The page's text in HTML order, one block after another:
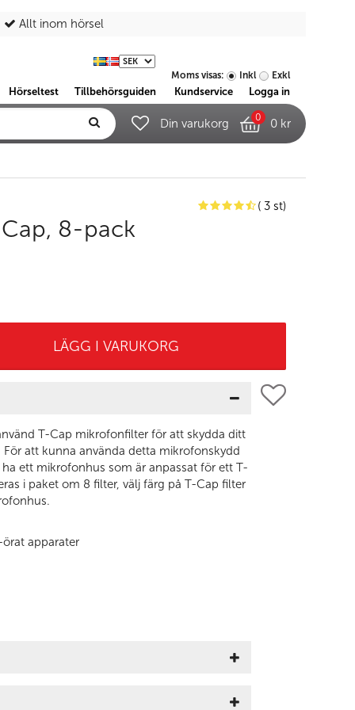
Allt inom hörsel
Moms visas: Inkl Exkl
Hörseltest Tillbehörsguiden Kundservice Logga in
Din varukorg 0 0 kr
( 3 st)
8-pack
LÄGG I VARUKORG
T-Cap mikrofonfilter för att skydda ditt
att kunna använda detta mikrofonskydd
ett mikrofonhus som är anpassat för ett T-
i paket om 8 filter, välj färg på T-Cap filter
apparater